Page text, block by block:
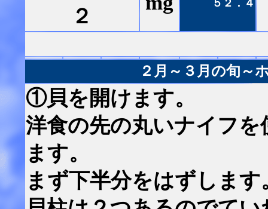
２
５２．４
２月～３月の旬～
①貝を開けます。
洋食の先の丸いナイフ
ます。
まず下半分をはずします